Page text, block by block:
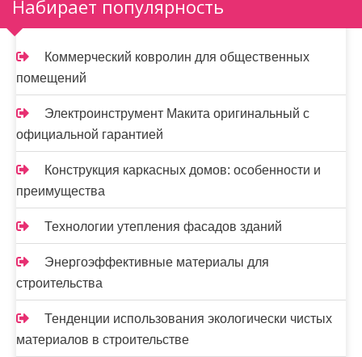
Набирает популярность
Коммерческий ковролин для общественных
помещений
Электроинструмент Макита оригинальный с
официальной гарантией
Конструкция каркасных домов: особенности и
преимущества
Технологии утепления фасадов зданий
Энергоэффективные материалы для
строительства
Тенденции использования экологически чистых
материалов в строительстве